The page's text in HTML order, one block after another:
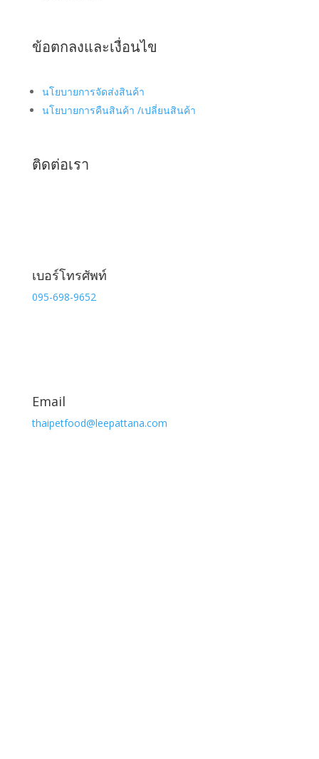
ข้อตกลงและเงื่อนไข
นโยบายการจัดส่งสินค้า
นโยบายการคืนสินค้า /เปลี่ยนสินค้า
ติดต่อเรา
เบอร์โทรศัพท์
095-698-9652
Email
thaipetfood@leepattana.com